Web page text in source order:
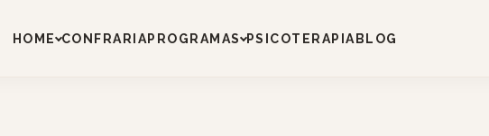
HOME CONFRARIAPROGRAMAS PSICOTERAPIABLOG